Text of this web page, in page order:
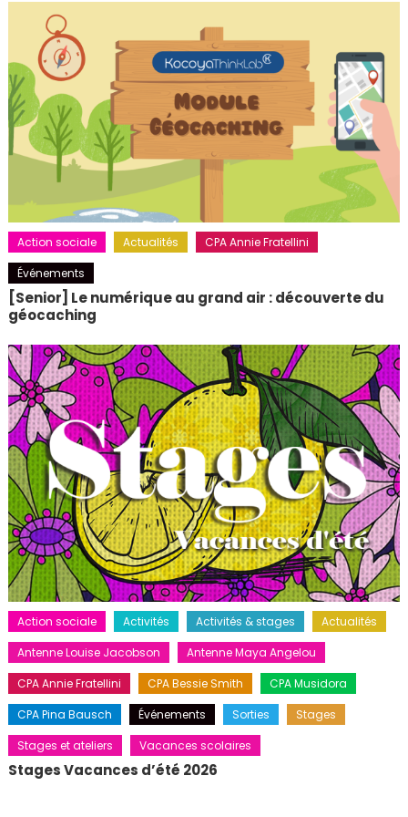
Action sociale Actualités
CPA Annie Fratellini
Événements
[Senior] Le numérique au grand air : découverte du
géocaching
Action sociale Activités Activités & stages
Actualités
Antenne Louise Jacobson
Antenne Maya Angelou
CPA Annie Fratellini
CPA Bessie Smith
CPA Musidora
CPA Pina Bausch
Événements Sorties
Stages
Stages et ateliers
Vacances scolaires
Stages Vacances d’été 2026